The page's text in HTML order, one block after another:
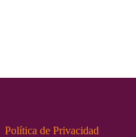
Política de Privacidad